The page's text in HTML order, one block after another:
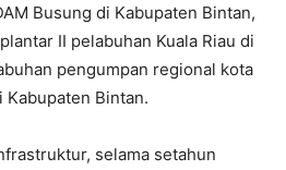
Busung di Kabupaten Bintan,
II pelabuhan Kuala Riau di
pengumpan regional kota
Kabupaten Bintan.
selama setahun